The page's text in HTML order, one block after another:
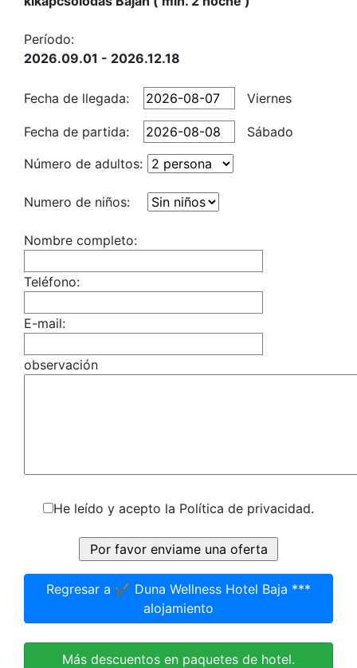
Período:
2026.09.01 - 2026.12.18
Fecha de llegada: Viernes
Fecha de partida:
Sábado
Número de adultos:
Numero de niños:
Nombre completo:
Teléfono:
E-mail:
observación
He leído y acepto la Política de privacidad.
Regresar a ✔️ Duna Wellness Hotel Baja ***
alojamiento
Más descuentos en paquetes de hotel.